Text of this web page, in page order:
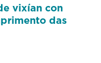
vixían con
das